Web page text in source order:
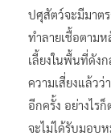
ปศุสัตว์จะมีมาตร
ทำลายเชื้อตาม
เลี้ยงในพื้นที่ดัง
ความเสี่ยงแล้วว่
อีกครั้ง อย่างไร
จะไม่ได้รับมอบ